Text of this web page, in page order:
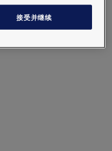
接受并继续